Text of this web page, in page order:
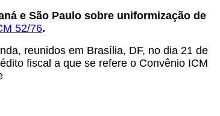
e São Paulo sobre uniformização de
52/76.
reunidos em Brasília, DF, no dia 21 de
fiscal a que se refere o Convênio ICM